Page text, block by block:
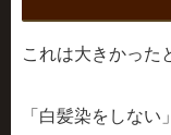
これは大きかった
「白髪染をしな